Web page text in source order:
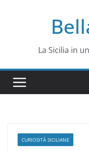
La Sicilia in
CURIOSITÀ SICILIANE